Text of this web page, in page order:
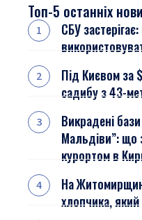
Топ-5 останніх
СБУ
Під Києвом за
садибу з 43-
Викрадені
Мальдіви”: що
курортом в
На
хлопчика, який